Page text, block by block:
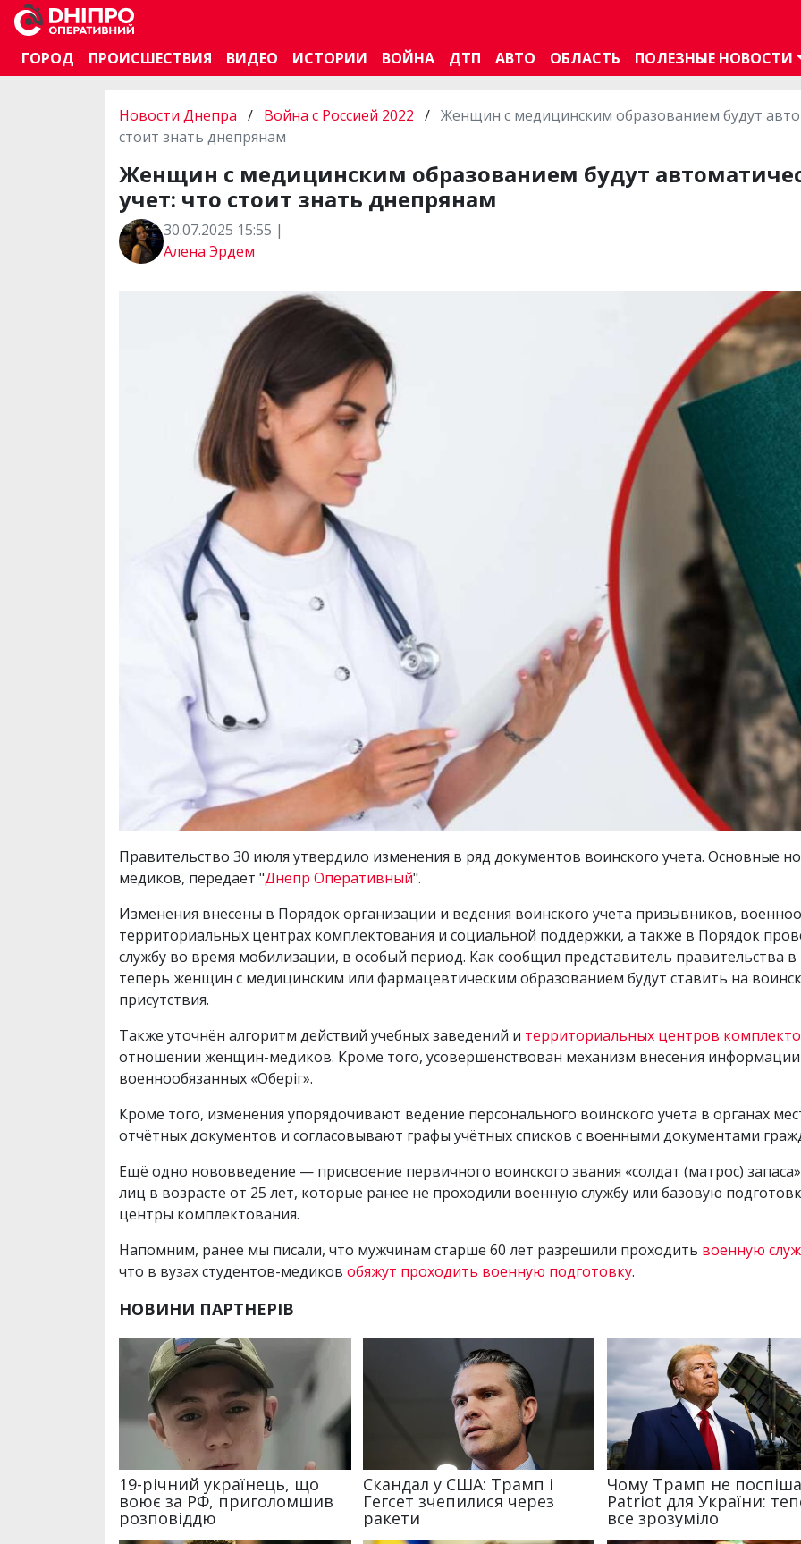
ГОРОД
ПРОИСШЕСТВИЯ ВИДЕО ИСТОРИИ ВОЙНА ДТП АВТО ОБЛАСТЬ ПОЛЕЗНЫЕ НОВОСТИ
Новости Днепра / Война с Россией 2022 / Женщин с медицинским образованием будут
стоит знать днепрянам
Женщин с медицинским образованием будут
учет: что стоит знать днепрянам
30.07.2025 15:55 |
Алена Эрдем
Правительство 30 июля утвердило изменения в ряд документов воинского учета. Основные
медиков, передаёт "Днепр Оперативный".
Изменения внесены в Порядок организации и ведения воинского учета призывников,
территориальных центрах комплектования и социальной поддержки, а также в Порядок
службу во время мобилизации, в особый период. Как сообщил представитель правительства
теперь женщин с медицинским или фармацевтическим образованием будут ставить на
присутствия.
Также уточнён алгоритм действий учебных заведений и территориальных центров
отношении женщин-медиков. Кроме того, усовершенствован механизм внесения информации
военнообязанных «Оберіг».
Кроме того, изменения упорядочивают ведение персонального воинского учета в органах
отчётных документов и согласовывают графы учётных списков с военными документами
Ещё одно нововведение — присвоение первичного воинского звания «солдат (матрос)
лиц в возрасте от 25 лет, которые ранее не проходили военную службу или базовую
центры комплектования.
Напомним, ранее мы писали, что мужчинам старше 60 лет разрешили проходить военную
что в вузах студентов-медиков обяжут проходить военную подготовку.